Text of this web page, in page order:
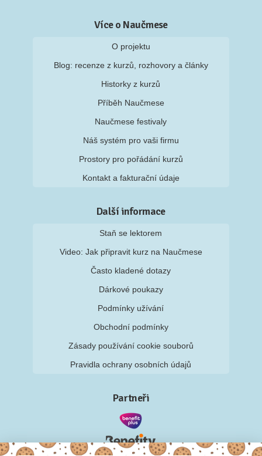
Více o Naučmese
O projektu
Blog: recenze z kurzů, rozhovory a články
Historky z kurzů
Příběh Naučmese
Naučmese festivaly
Náš systém pro vaši firmu
Prostory pro pořádání kurzů
Kontakt a fakturační údaje
Další informace
Staň se lektorem
Video: Jak připravit kurz na Naučmese
Často kladené dotazy
Dárkové poukazy
Podmínky užívání
Obchodní podmínky
Zásady používání cookie souborů
Pravidla ochrany osobních údajů
Partneři